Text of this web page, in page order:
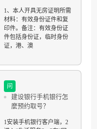
1、本人开具无房证明所需
材料：有效身份证件和复
印件。备注：有效身份证
件包括身份证，临时身份
证，港、澳
问
建设银行手机银行怎
麼预约取号？
1安装手机银行客户端，2